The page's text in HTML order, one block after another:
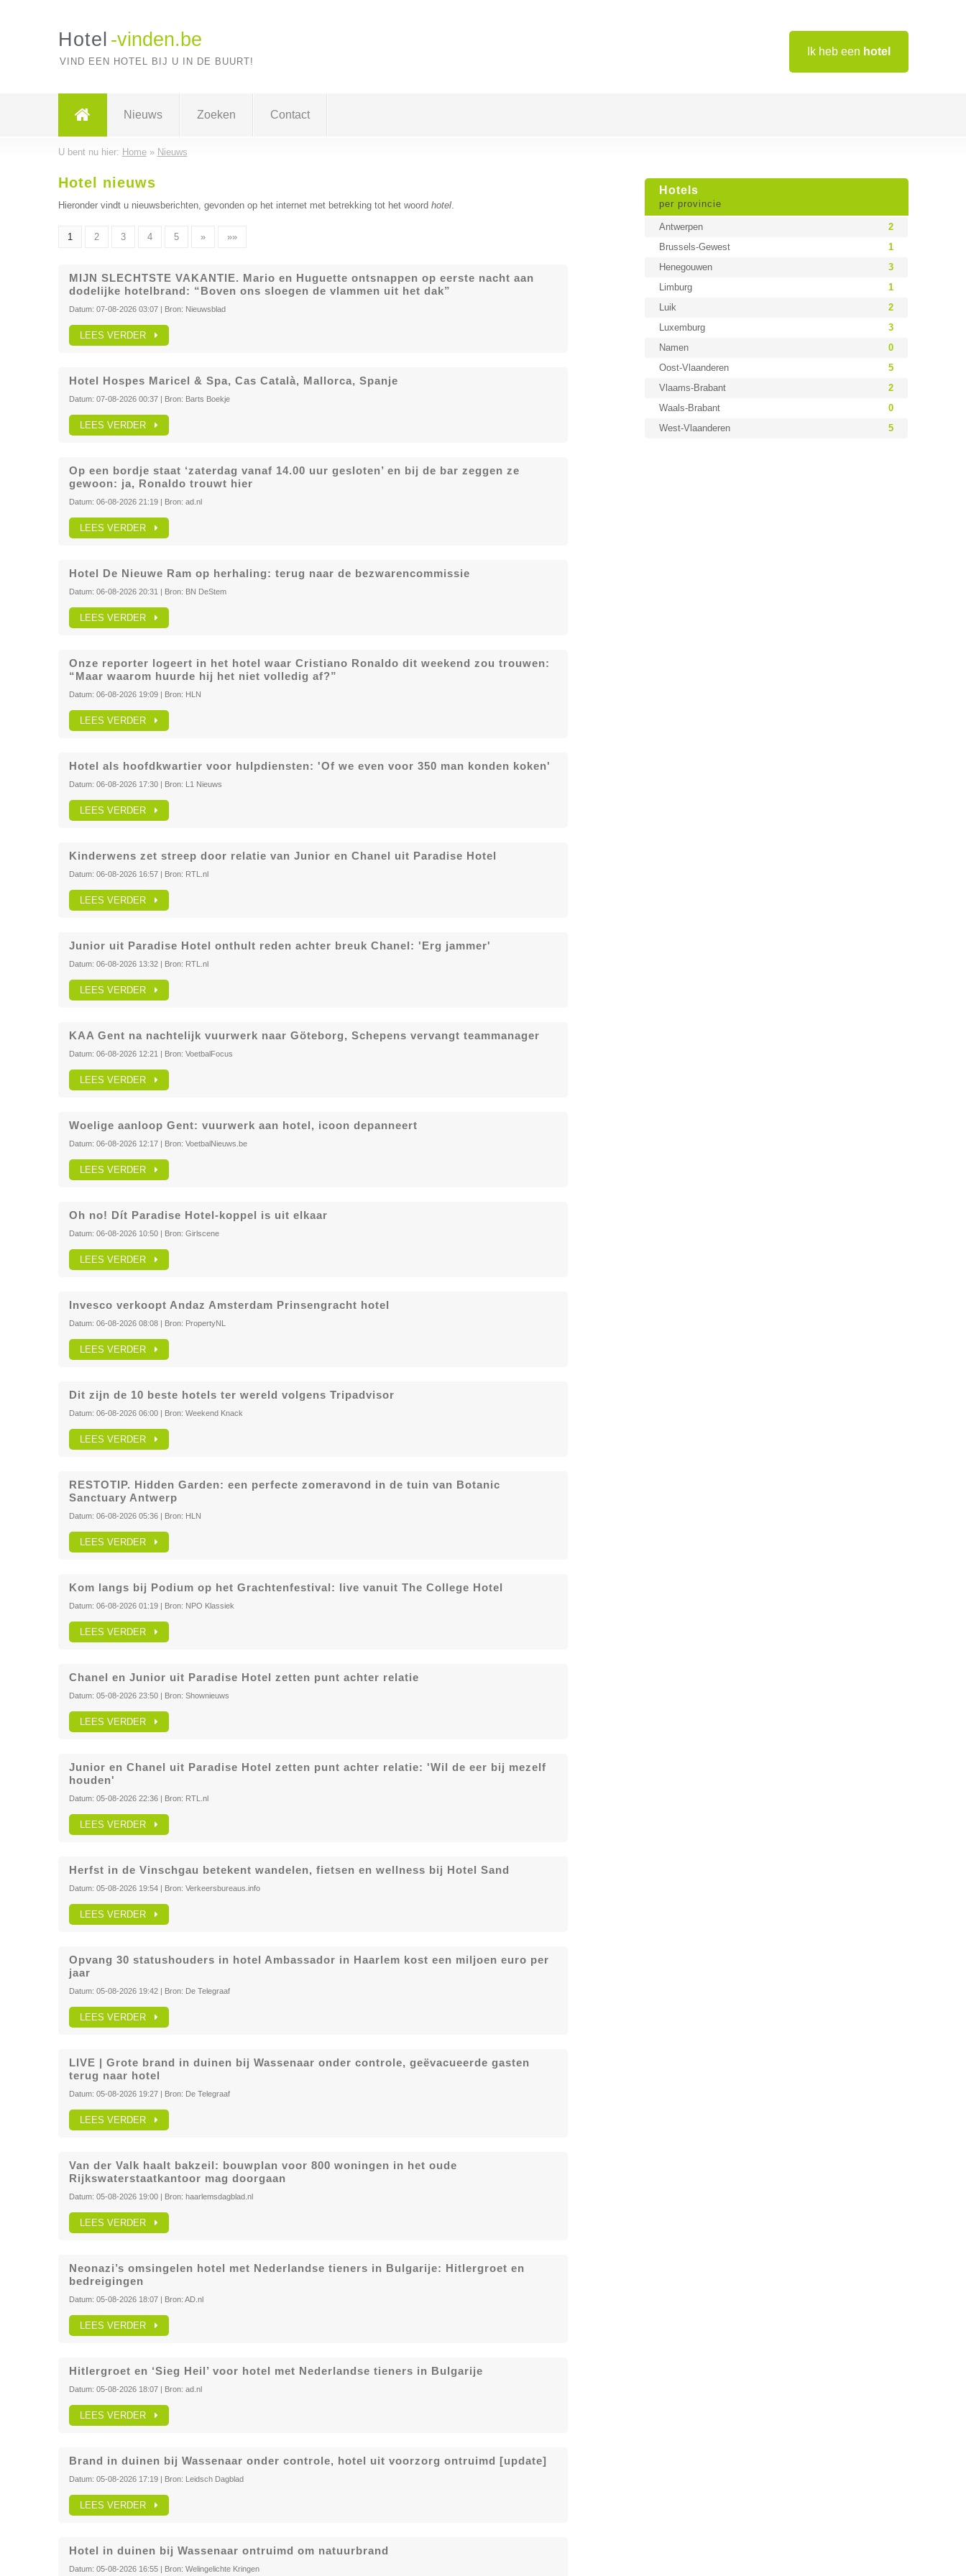
Ik heb een hotel
Hotel -vinden.be
VIND EEN HOTEL BIJ U IN DE BUURT!
Nieuws Zoeken Contact
U bent nu hier: Home» Nieuws
Hotels
per provincie
Antwerpen
2
Brussels-Gewest
1
Henegouwen
3
Limburg
1
Luik
2
Luxemburg
3
Namen
0
Oost-Vlaanderen
5
Vlaams-Brabant
2
Waals-Brabant
0
West-Vlaanderen
5
Hotel nieuws
Hieronder vindt u nieuwsberichten, gevonden op het internet met betrekking tot het woord hotel.
1 2 3 4 5 » »»
MIJN SLECHTSTE VAKANTIE. Mario en Huguette ontsnappen op eerste nacht aan
dodelijke hotelbrand: “Boven ons sloegen de vlammen uit het dak”
Datum: 07-08-2026 03:07| Bron: Nieuwsblad
LEES VERDER
Hotel Hospes Maricel & Spa, Cas Català, Mallorca, Spanje
Datum: 07-08-2026 00:37| Bron: Barts Boekje
LEES VERDER
Op een bordje staat ‘zaterdag vanaf 14.00 uur gesloten’ en bij de bar zeggen ze
gewoon: ja, Ronaldo trouwt hier
Datum: 06-08-2026 21:19| Bron: ad.nl
LEES VERDER
Hotel De Nieuwe Ram op herhaling: terug naar de bezwarencommissie
Datum: 06-08-2026 20:31 | Bron: BN DeStem
LEES VERDER
Onze reporter logeert in het hotel waar Cristiano Ronaldo dit weekend zou trouwen:
“Maar waarom huurde hij het niet volledig af?”
Datum: 06-08-2026 19:09| Bron: HLN
LEES VERDER
Hotel als hoofdkwartier voor hulpdiensten: 'Of we even voor 350 man konden koken'
Datum: 06-08-2026 17:30| Bron: L1 Nieuws
LEES VERDER
Kinderwens zet streep door relatie van Junior en Chanel uit Paradise Hotel
Datum: 06-08-2026 16:57| Bron: RTL.nl
LEES VERDER
Junior uit Paradise Hotel onthult reden achter breuk Chanel: 'Erg jammer'
Datum: 06-08-2026 13:32| Bron: RTL.nl
LEES VERDER
KAA Gent na nachtelijk vuurwerk naar Göteborg, Schepens vervangt teammanager
Datum: 06-08-2026 12:21 | Bron: VoetbalFocus
LEES VERDER
Woelige aanloop Gent: vuurwerk aan hotel, icoon depanneert
Datum: 06-08-2026 12:17| Bron: VoetbalNieuws.be
LEES VERDER
Oh no! Dít Paradise Hotel-koppel is uit elkaar
Datum: 06-08-2026 10:50| Bron: Girlscene
LEES VERDER
Invesco verkoopt Andaz Amsterdam Prinsengracht hotel
Datum: 06-08-2026 08:08| Bron: PropertyNL
LEES VERDER
Dit zijn de 10 beste hotels ter wereld volgens Tripadvisor
Datum: 06-08-2026 06:00| Bron: Weekend Knack
LEES VERDER
RESTOTIP. Hidden Garden: een perfecte zomeravond in de tuin van Botanic
Sanctuary Antwerp
Datum: 06-08-2026 05:36| Bron: HLN
LEES VERDER
Kom langs bij Podium op het Grachtenfestival: live vanuit The College Hotel
Datum: 06-08-2026 01:19| Bron: NPO Klassiek
LEES VERDER
Chanel en Junior uit Paradise Hotel zetten punt achter relatie
Datum: 05-08-2026 23:50| Bron: Shownieuws
LEES VERDER
Junior en Chanel uit Paradise Hotel zetten punt achter relatie: 'Wil de eer bij mezelf
houden'
Datum: 05-08-2026 22:36| Bron: RTL.nl
LEES VERDER
Herfst in de Vinschgau betekent wandelen, fietsen en wellness bij Hotel Sand
Datum: 05-08-2026 19:54| Bron: Verkeersbureaus.info
LEES VERDER
Opvang 30 statushouders in hotel Ambassador in Haarlem kost een miljoen euro per
jaar
Datum: 05-08-2026 19:42| Bron: De Telegraaf
LEES VERDER
LIVE | Grote brand in duinen bij Wassenaar onder controle, geëvacueerde gasten
terug naar hotel
Datum: 05-08-2026 19:27| Bron: De Telegraaf
LEES VERDER
Van der Valk haalt bakzeil: bouwplan voor 800 woningen in het oude
Rijkswaterstaatkantoor mag doorgaan
Datum: 05-08-2026 19:00| Bron: haarlemsdagblad.nl
LEES VERDER
Neonazi’s omsingelen hotel met Nederlandse tieners in Bulgarije: Hitlergroet en
bedreigingen
Datum: 05-08-2026 18:07| Bron: AD.nl
LEES VERDER
Hitlergroet en ‘Sieg Heil’ voor hotel met Nederlandse tieners in Bulgarije
Datum: 05-08-2026 18:07| Bron: ad.nl
LEES VERDER
Brand in duinen bij Wassenaar onder controle, hotel uit voorzorg ontruimd [update]
Datum: 05-08-2026 17:19| Bron: Leidsch Dagblad
LEES VERDER
Hotel in duinen bij Wassenaar ontruimd om natuurbrand
Datum: 05-08-2026 16:55| Bron: Welingelichte Kringen